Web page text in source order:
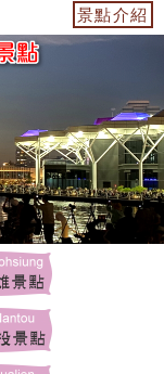
杉林景點-茂林景
景點介紹